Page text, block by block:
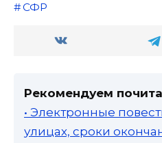
СФР
Рекомендуем
• Электронные
улицах, сроки